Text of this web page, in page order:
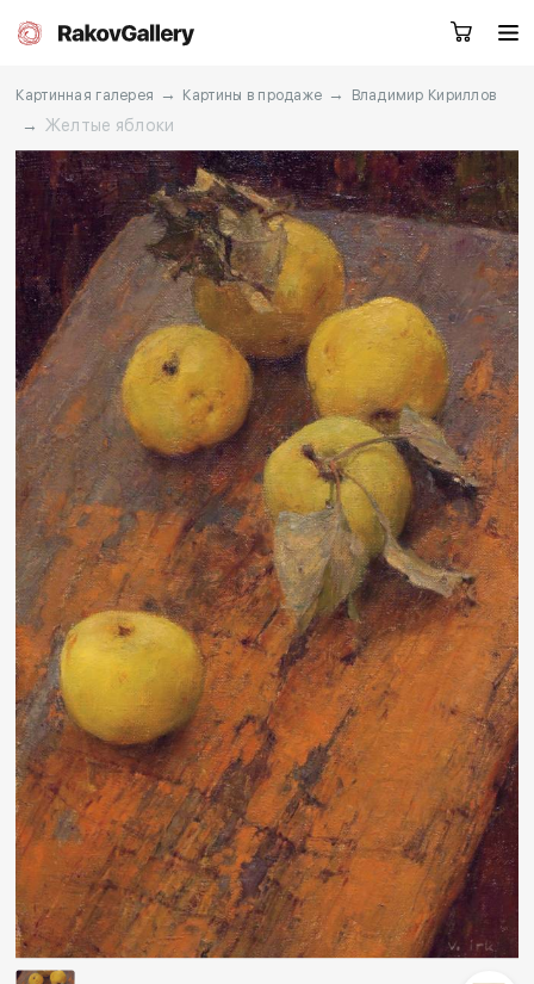
Екатеринбург
RU EN CN
Каталог Художники
О нас Услуги
События Контакты
Другие проекты
Rakov
baget
Rakov
special
Заказать звонок
Картинная галерея → Картины в продаже → Владимир Кириллов
→ Желтые яблоки